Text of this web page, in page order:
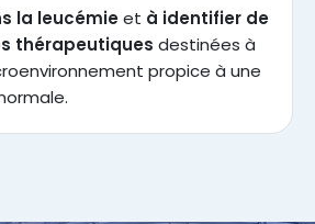
la leucémieet à identifier de
thérapeutiques destinées à
propice à une